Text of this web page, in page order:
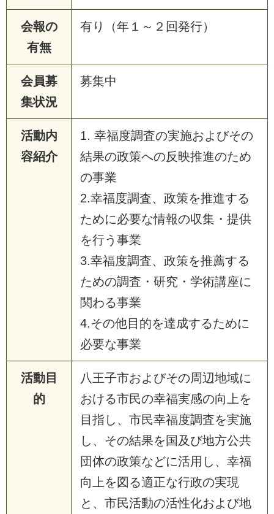
会報の
有無
有り（年１～２回発行）
会員募
集状況
募集中
活動内
容紹介
1. 幸福度調査の実施およびその
結果の政策への反映推進のため
の事業
2.幸福度調査、政策を推進する
ために必要な情報の収集・提供
を行う事業
3.幸福度調査、政策を推薦する
ための調査・研究・学術講座に
関わる事業
4.その他目的を達成するために
必要な事業
活動目
的
八王子市およびその周辺地域に
おける市民の幸福実感の向上を
目指し、市民幸福度調査を実施
し、その結果を国及び地方公共
団体の政策などに活用し、幸福
向上を図る適正な行政の実現
と、市民活動の活性化および地